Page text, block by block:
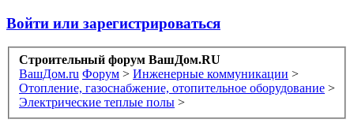
Войти или зарегистрироваться
Строительный форум ВашДом.RU
ВашДом.ru Форум > Инженерные коммуникации >
Отопление, газоснабжение, отопительное оборудование >
Электрические теплые полы >